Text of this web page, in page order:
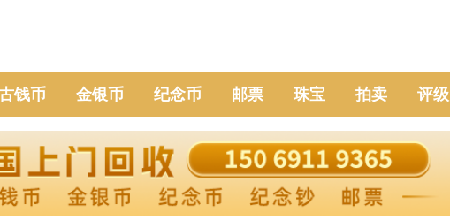
钱币 金银币 纪念币 邮票 珠宝 拍卖 评级